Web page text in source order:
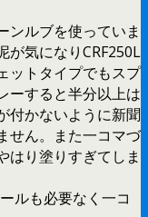
ンルブを使っていま
が気になりCRF250L
ットタイプでもスプ
ーすると半分以上は
付かないように新聞
せん。また一コマづ
はり塗りすぎてしま
ルも必要なく一コ